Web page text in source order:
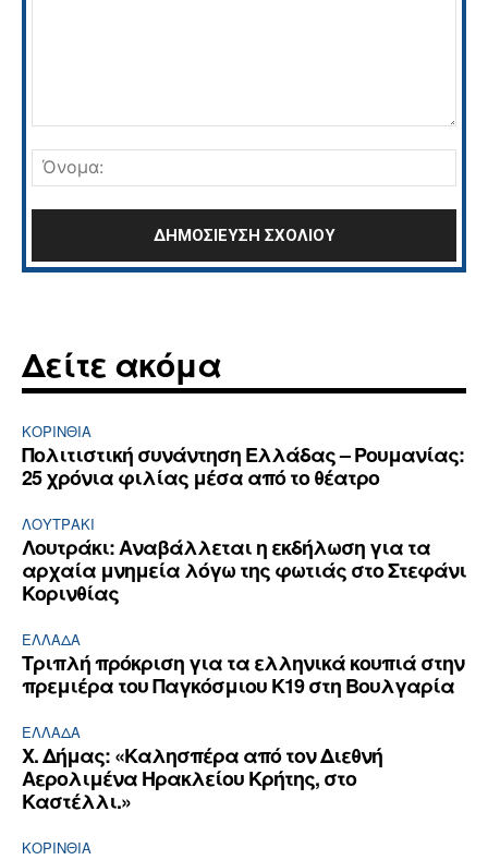
Δείτε ακόμα
ΚΟΡΙΝΘΊΑ
Πολιτιστική συνάντηση Ελλάδας – Ρουμανίας:
25 χρόνια φιλίας μέσα από το θέατρο
ΛΟΥΤΡΆΚΙ
Λουτράκι: Αναβάλλεται η εκδήλωση για τα
αρχαία μνημεία λόγω της φωτιάς στο Στεφάνι
Κορινθίας
ΕΛΛΆΔΑ
Τριπλή πρόκριση για τα ελληνικά κουπιά στην
πρεμιέρα του Παγκόσμιου Κ19 στη Βουλγαρία
ΕΛΛΆΔΑ
Χ. Δήμας: «Καλησπέρα από τον Διεθνή
Αερολιμένα Ηρακλείου Κρήτης, στο
Καστέλλι.»
ΚΟΡΙΝΘΊΑ